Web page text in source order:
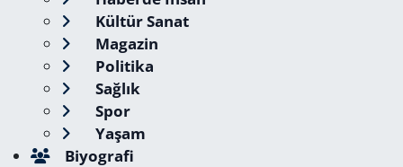
Kültür Sanat
Magazin
Politika
Sağlık
Spor
Yaşam
Biyografi